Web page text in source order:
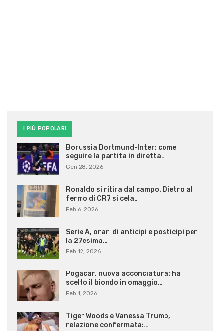
I PIÙ POPOLARI
Borussia Dortmund-Inter: come
seguire la partita in diretta…
Gen 28, 2026
Ronaldo si ritira dal campo. Dietro al
fermo di CR7 si cela…
Feb 6, 2026
Serie A, orari di anticipi e posticipi per
la 27esima…
Feb 12, 2026
Pogacar, nuova acconciatura: ha
scelto il biondo in omaggio…
Feb 1, 2026
Tiger Woods e Vanessa Trump,
relazione confermata:…